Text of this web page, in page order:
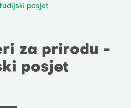
posjet
za prirodu -
posjet